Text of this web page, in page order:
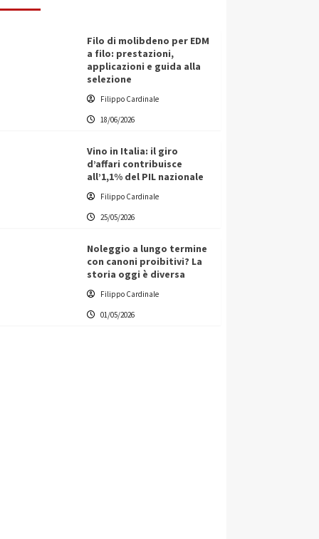
Filo di molibdeno per EDM
a filo: prestazioni,
applicazioni e guida alla
selezione
Filippo Cardinale
18/06/2026
Vino in Italia: il giro
d’affari contribuisce
all’1,1% del PIL nazionale
Filippo Cardinale
25/05/2026
Noleggio a lungo termine
con canoni proibitivi? La
storia oggi è diversa
Filippo Cardinale
01/05/2026